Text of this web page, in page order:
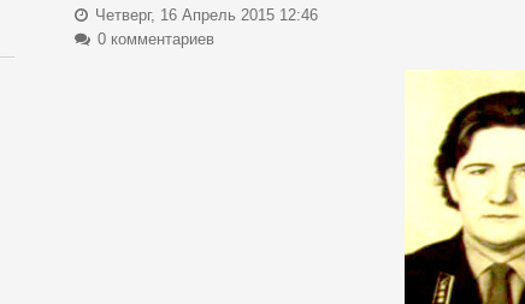
Четверг, 16 Апрель 2015 12:46
0 комментариев